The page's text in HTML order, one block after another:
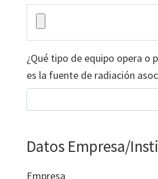
¿Qué tipo de equipo opera o
es la fuente de radiación
Datos Empresa/
Empresa